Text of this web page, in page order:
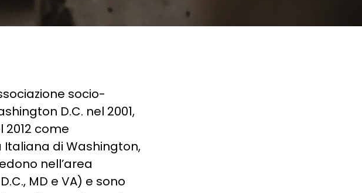
socio-
D.C. nel 2001,
come
Italiana di Washington,
nell’area
MD e VA) e sono